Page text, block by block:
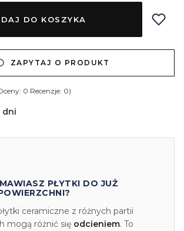
DO KOSZYKA
ZAPYTAJ O PRODUKT
0 Recenzje: 0)
dni
PŁYTKI DO JUŻ
ceramiczne z różnych partii
mogą różnić się odcieniem. To